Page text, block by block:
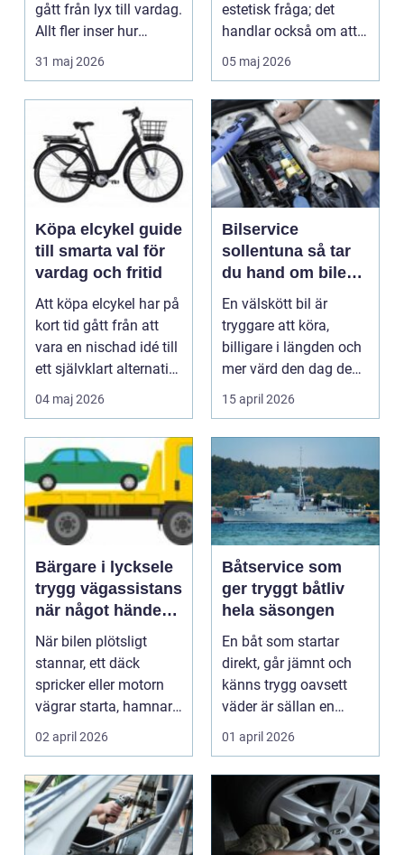
gått från lyx till vardag.
Allt fler inser hur
smidigt det ä...
31 maj 2026
estetisk fråga; det
handlar också om att
förstå hur val av ...
05 maj 2026
Köpa elcykel guide
till smarta val för
vardag och fritid
Att köpa elcykel har på
kort tid gått från att
vara en nischad idé till
ett självklart alternativ
fö...
04 maj 2026
Bilservice
sollentuna så tar
du hand om bilen
på rätt sätt
En välskött bil är
tryggare att köra,
billigare i längden och
mer värd den dag den
ska säljas. Många...
15 april 2026
Bärgare i lycksele
trygg vägassistans
när något händer
på vägen
När bilen plötsligt
stannar, ett däck
spricker eller motorn
vägrar starta, hamnar
många i samma läge...
02 april 2026
Båtservice som
ger tryggt båtliv
hela säsongen
En båt som startar
direkt, går jämnt och
känns trygg oavsett
väder är sällan en
slump. Bakom varje
01 april 2026